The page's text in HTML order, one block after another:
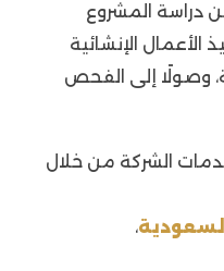
دراسة المشروع
الإنشائية
وصولًا إلى الفحص
الشركة من خلال
،